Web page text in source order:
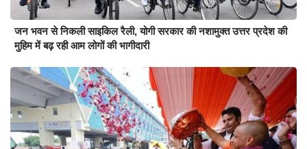
जन भवन से निकली साइकिल रैली, योगी सरकार की नशामुक्त उत्तर प्रदेश की
मुहिम में बढ़ रही आम लोगों की भागीदारी